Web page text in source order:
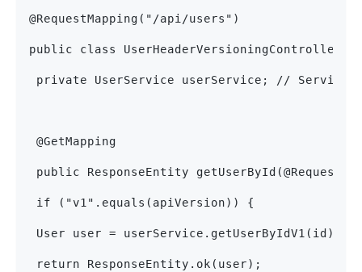
@RequestMapping("/api/users")
public class UserHeaderVersioningController {
private UserService userService; // Service
@GetMapping
public ResponseEntity
if ("v1".equals(apiVersion)) {
User user = userService.getUserByIdV1(id);
return ResponseEntity.ok(user);